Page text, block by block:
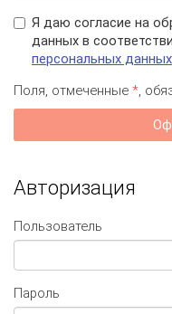
Я даю согласие на
данных в
персональных
Поля, отмеченные *,
Авторизация
Пользователь
Пароль